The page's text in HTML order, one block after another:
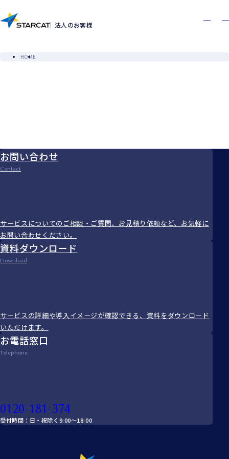
法人のお客様
HOME
お問い合わせ
Contact
サービスについてのご相談・ご質問、お見積り依頼など、お気軽に
お問い合わせください。
資料ダウンロード
Download
サービスの詳細や導入イメージが確認できる、資料をダウンロード
いただけます。
お電話窓口
Telephone
0120-181-374
受付時間：日・祝除く9:00～18:00
お問い合わせ
Contact Download